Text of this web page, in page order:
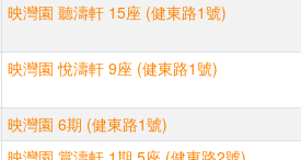
映灣園 聽濤軒 15座 (健東路1號)
映灣園 悅濤軒 9座 (健東路1號)
映灣園 6期 (健東路1號)